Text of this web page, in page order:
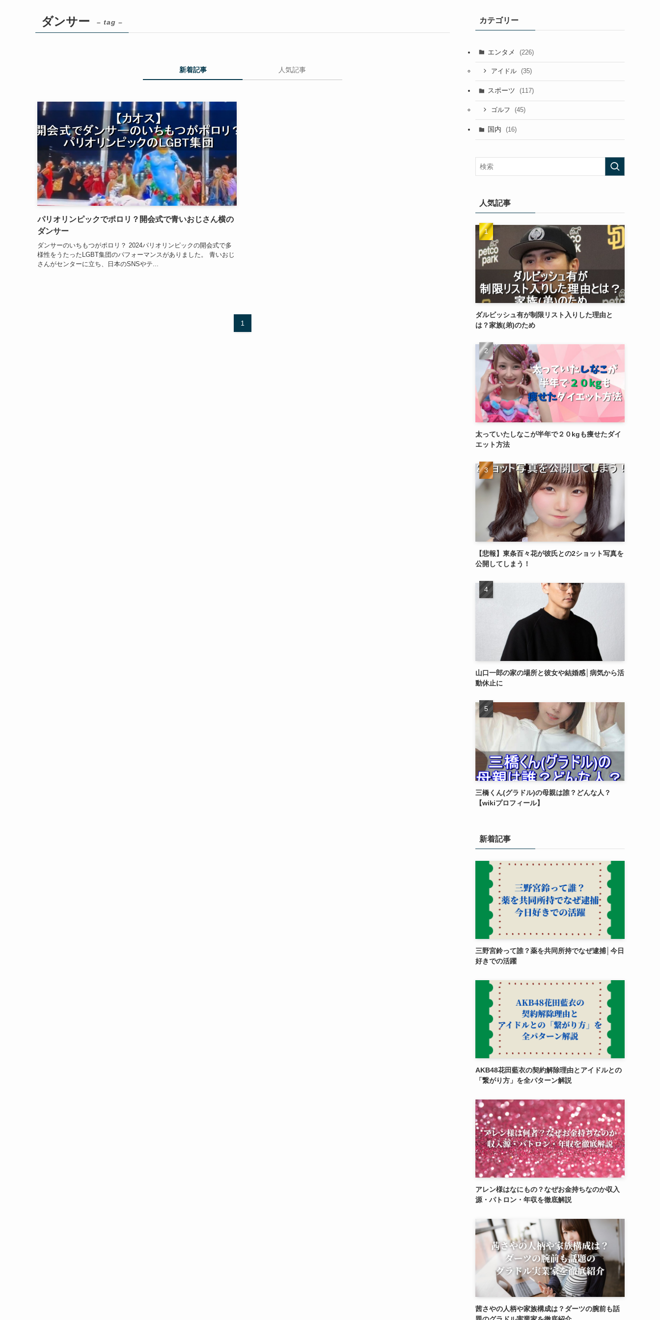
ダンサー – tag –
新着記事 人気記事
パリオリンピックでポロリ？開会式で青いおじさん横の
ダンサー
ダンサーのいちもつがポロリ？ 2024パリオリンピックの開会式で多
様性をうたったLGBT集団のパフォーマンスがありました。 青いおじ
さんがセンターに立ち、日本のSNSやテ...
1
カテゴリー
エンタメ (226)
アイドル (35)
スポーツ (117)
ゴルフ (45)
国内 (16)
人気記事
ダルビッシュ有が制限リスト入りした理由と
は？家族(弟)のため
太っていたしなこが半年で２０kgも痩せたダイ
エット方法
【悲報】東条百々花が彼氏との2ショット写真を
公開してしまう！
山口一郎の家の場所と彼女や結婚感│病気から活
動休止に
三橋くん(グラドル)の母親は誰？どんな人？
【wikiプロフィール】
新着記事
三野宮鈴って誰？薬を共同所持でなぜ逮捕│今日
好きでの活躍
AKB48花田藍衣の契約解除理由とアイドルとの
「繋がり方」を全パターン解説
アレン様はなにもの？なぜお金持ちなのか収入
源・パトロン・年収を徹底解説
茜さやの人柄や家族構成は？ダーツの腕前も話